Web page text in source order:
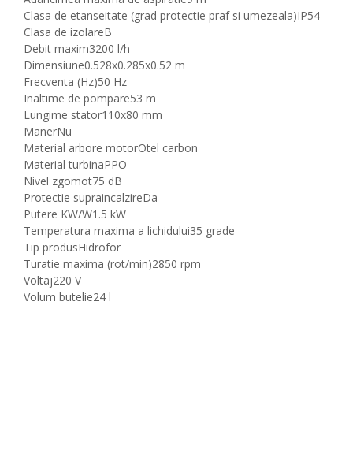
Clasa de etanseitate (grad protectie praf si umezeala)IP54
Clasa de izolareB
Debit maxim3200 l/h
Dimensiune0.528x0.285x0.52 m
Frecventa (Hz)50 Hz
Inaltime de pompare53 m
Lungime stator110x80 mm
ManerNu
Material arbore motorOtel carbon
Material turbinaPPO
Nivel zgomot75 dB
Protectie supraincalzireDa
Putere KW/W1.5 kW
Temperatura maxima a lichidului35 grade
Tip produsHidrofor
Turatie maxima (rot/min)2850 rpm
Voltaj220 V
Volum butelie24 l